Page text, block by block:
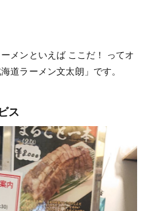
メンといえば ここだ！ ってオ
道ラーメン文太朗」です。
ス